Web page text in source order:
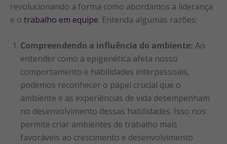
revolucionando a forma como abordamos a liderança
e o trabalho em equipe. Entenda algumas razões:
Compreendendo a influência do ambiente: Ao
entender como a epigenética afeta nosso
comportamento e habilidades interpessoais,
podemos reconhecer o papel crucial que o
ambiente e as experiências de vida desempenham
no desenvolvimento dessas habilidades. Isso nos
permite criar ambientes de trabalho mais
favoráveis ao crescimento e desenvolvimento